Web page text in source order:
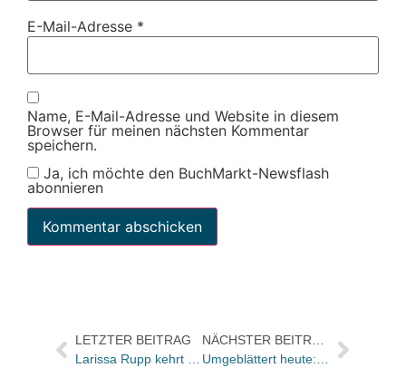
E-Mail-Adresse *
Name, E-Mail-Adresse und Website in diesem
Browser für meinen nächsten Kommentar
speichern.
Ja, ich möchte den BuchMarkt-Newsflash
abonnieren
LETZTER BEITRAG
Larissa Rupp kehrt ins Lektoratsteam bei Thienemann-Esslinger zurück
NÄCHSTER BEITRAG
Umgeblättert heute: Jörg Schröders autobiografisches Entblößungsbuch „Siegfried“